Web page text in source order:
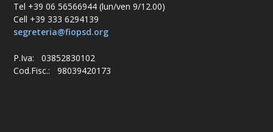
Tel +39 06 56566944 (lun/ven 9/12.00)
Cell +39 333 6294139
segreteria@fiopsd.org
P.Iva: 03852830102
Cod.Fisc.: 98039420173